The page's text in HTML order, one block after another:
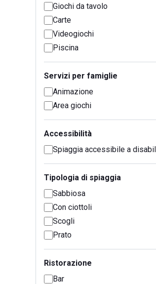
Giochi da tavolo
Carte
Videogiochi
Piscina
Servizi per famiglie
Animazione
Area giochi
Accessibilità
Spiaggia accessibile a
Tipologia di spiaggia
Sabbiosa
Con ciottoli
Scogli
Prato
Ristorazione
Bar